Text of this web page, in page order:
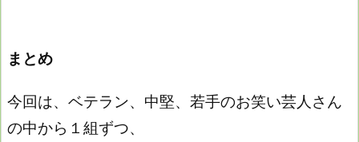
まとめ
今回は、ベテラン、中堅、若手のお笑い芸人さん
の中から１組ずつ、